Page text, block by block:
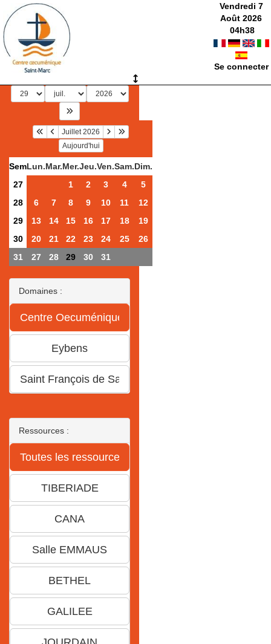
Vendredi 7
Août 2026
04h38
Se connecter
Juillet 2026
Aujourd'hui
SemLun.Mar.Mer.Jeu.Ven.Sam.Dim.
27
1 2 3 4
5
28
6 7 8 9 10 11
12
29
13 14 15 16 17 18
19
30
20 21 22 23 24 25
26
31
27 28 29 30 31
Domaines :
Ressources :